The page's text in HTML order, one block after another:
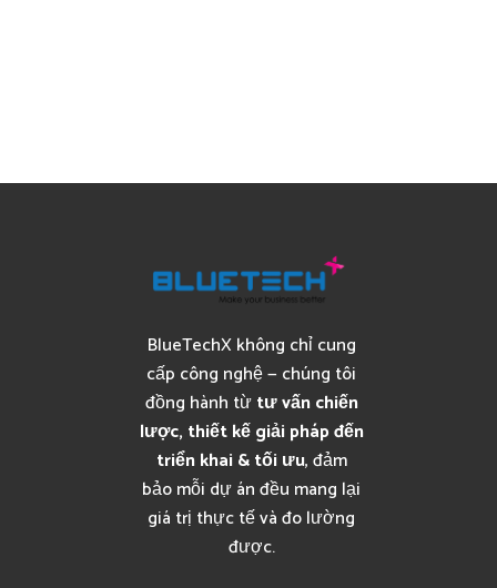
BlueTechX không chỉ cung
cấp công nghệ — chúng tôi
đồng hành từtư vấn chiến
lược, thiết kế giải pháp đến
triển khai & tối ưu, đảm
bảo mỗi dự án đều mang lại
giá trị thực tế và đo lường
được.